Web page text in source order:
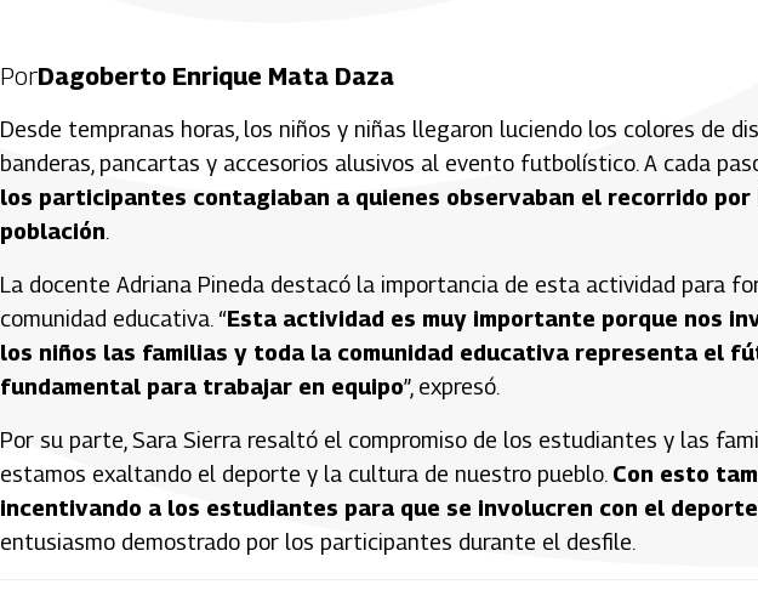
PorDagoberto Enrique Mata Daza
Desde tempranas horas, los niños y niñas llegaron luciendo los colores de
banderas, pancartas y accesorios alusivos al evento futbolístico. A cada
los participantes contagiaban a quienes observaban el recorrido
población.
La docente Adriana Pineda destacó la importancia de esta actividad para
comunidad educativa. “Esta actividad es muy importante porque nos
los niños las familias y toda la comunidad educativa representa el
fundamental para trabajar en equipo”, expresó.
Por su parte, Sara Sierra resaltó el compromiso de los estudiantes y las
estamos exaltando el deporte y la cultura de nuestro pueblo. Con esto
incentivando a los estudiantes para que se involucren con el deporte
entusiasmo demostrado por los participantes durante el desfile.